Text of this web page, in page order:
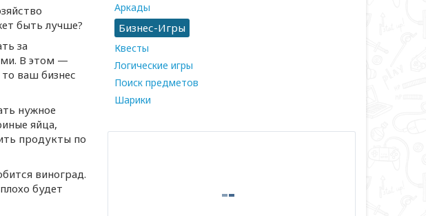
быть лучше?
за
В этом —
ваш бизнес
нужное
яйца,
продукты по
виноград.
будет
Аркады
Бизнес-Игры
Квесты
Логические игры
Поиск предметов
Шарики